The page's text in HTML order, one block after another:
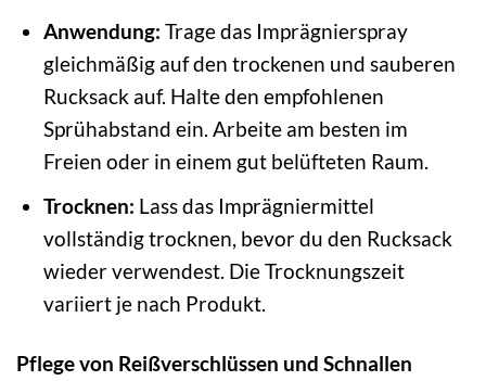
Anwendung: Trage das Imprägnierspray
gleichmäßig auf den trockenen und sauberen
Rucksack auf. Halte den empfohlenen
Sprühabstand ein. Arbeite am besten im
Freien oder in einem gut belüfteten Raum.
Trocknen: Lass das Imprägniermittel
vollständig trocknen, bevor du den Rucksack
wieder verwendest. Die Trocknungszeit
variiert je nach Produkt.
Pflege von Reißverschlüssen und Schnallen